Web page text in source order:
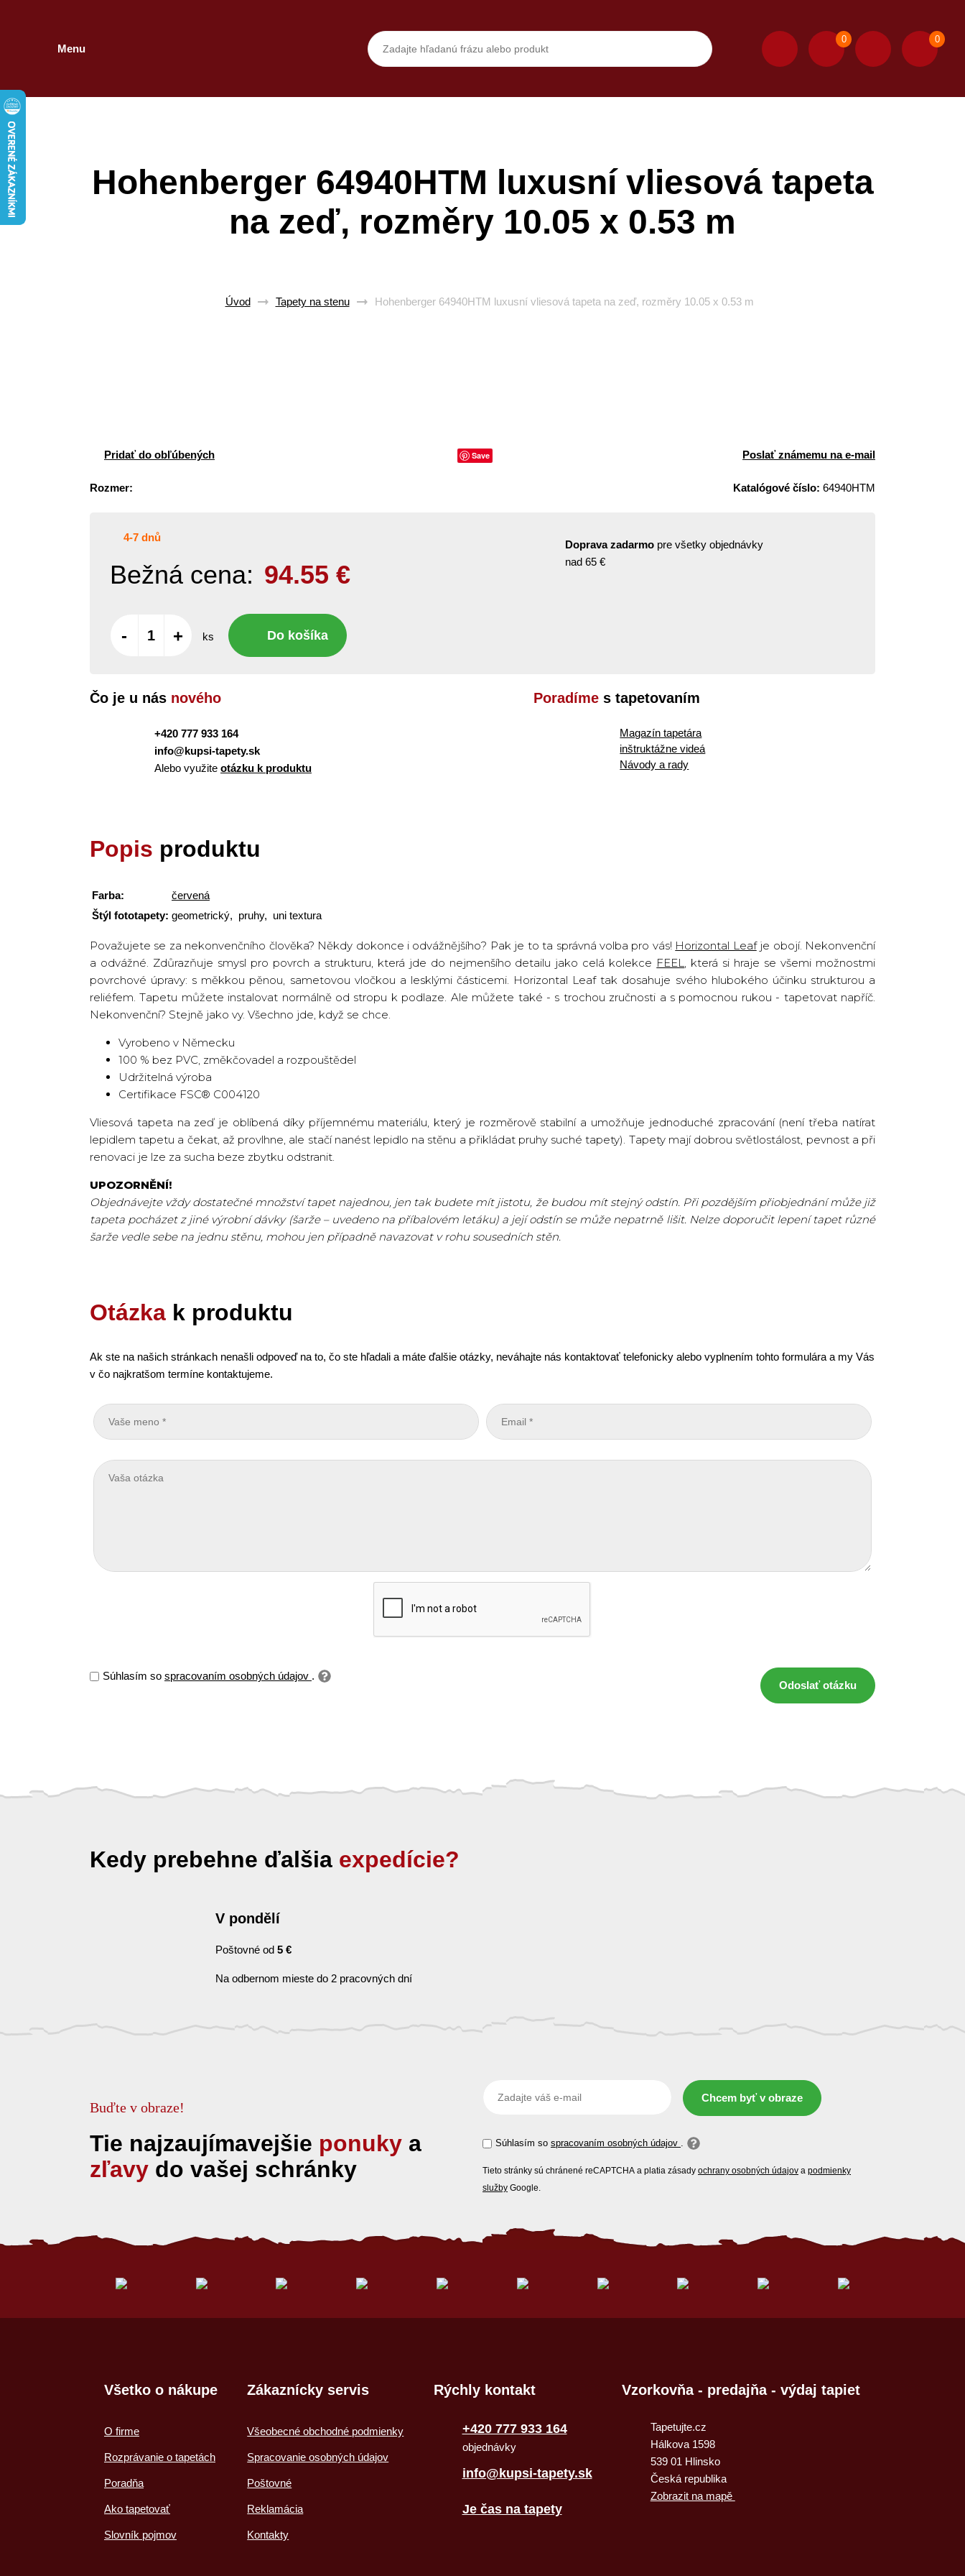
Menu
0 0
Hohenberger 64940HTM luxusní vliesová tapeta
na zeď, rozměry 10.05 x 0.53 m
Úvod Tapety na stenu Hohenberger 64940HTM luxusní vliesová tapeta na zeď, rozměry 10.05 x 0.53 m
Pridať do obľúbených Save Poslať známemu na e-mail
Rozmer: Katalógové číslo: 64940HTM
4-7 dnů
Bežná cena: 94.55 €
- + ks Do košíka
Doprava zadarmo pre všetky objednávky
nad 65 €
Čo je u nás nového
+420 777 933 164
info@kupsi-tapety.sk
Alebo využite otázku k produktu
Poradíme s tapetovaním
Magazín tapetára
inštruktážne videá
Návody a rady
Popis produktu
Farba:
červená
Štýl fototapety: geometrický, pruhy, uni textura
Považujete se za nekonvenčního člověka? Někdy dokonce i odvážnějšího? Pak je to ta správná volba pro vás! Horizontal Leafje obojí. Nekonvenční
a odvážné. Zdůrazňuje smysl pro povrch a strukturu, která jde do nejmenšího detailu jako celá kolekce FEEL, která si hraje se všemi možnostmi
povrchové úpravy: s měkkou pěnou, sametovou vločkou a lesklými částicemi. Horizontal Leaf tak dosahuje svého hlubokého účinku strukturou a
reliéfem. Tapetu můžete instalovat normálně od stropu k podlaze. Ale můžete také - s trochou zručnosti a s pomocnou rukou - tapetovat napříč.
Nekonvenční? Stejně jako vy. Všechno jde, když se chce.
Vyrobeno v Německu
100 % bez PVC, změkčovadel a rozpouštědel
Udržitelná výroba
Certifikace FSC® C004120
Vliesová tapeta na zeď je oblíbená díky příjemnému materiálu, který je rozměrově stabilní a umožňuje jednoduché zpracování (není třeba natírat
lepidlem tapetu a čekat, až provlhne, ale stačí nanést lepidlo na stěnu a přikládat pruhy suché tapety). Tapety mají dobrou světlostálost, pevnost a při
renovaci je lze za sucha beze zbytku odstranit.
UPOZORNĚNÍ!
Objednávejte vždy dostatečné množství tapet najednou, jen tak budete mít jistotu, že budou mít stejný odstín. Při pozdějším přiobjednání může již
tapeta pocházet z jiné výrobní dávky (šarže – uvedeno na příbalovém letáku) a její odstín se může nepatrně lišit. Nelze doporučit lepení tapet různé
šarže vedle sebe na jednu stěnu, mohou jen případně navazovat v rohu sousedních stěn.
Otázka k produktu
Ak ste na našich stránkach nenašli odpoveď na to, čo ste hľadali a máte ďalšie otázky, neváhajte nás kontaktovať telefonicky alebo vyplnením tohto formulára a my Vás
v čo najkratšom termíne kontaktujeme.
Súhlasím so spracovaním osobných údajov .
Odoslať otázku
Kedy prebehne ďalšia expedície?
V pondělí
Poštovné od 5 €
Na odbernom mieste do 2 pracovných dní
Buďte v obraze!
Tie najzaujímavejšie ponuky a
zľavy do vašej schránky
Chcem byť v obraze
Súhlasím so spracovaním osobných údajov .
Tieto stránky sú chránené reCAPTCHA a platia zásady ochrany osobných údajov a podmienky
služby Google.
Všetko o nákupe
O firme
Rozprávanie o tapetách
Poradňa
Ako tapetovať
Slovník pojmov
Zákaznícky servis
Všeobecné obchodné podmienky
Spracovanie osobných údajov
Poštovné
Reklamácia
Kontakty
Rýchly kontakt
+420 777 933 164
objednávky
info@kupsi-tapety.sk
Je čas na tapety
Vzorkovňa - predajňa - výdaj tapiet
Tapetujte.cz
Hálkova 1598
539 01 Hlinsko
Česká republika
Zobrazit na mapě